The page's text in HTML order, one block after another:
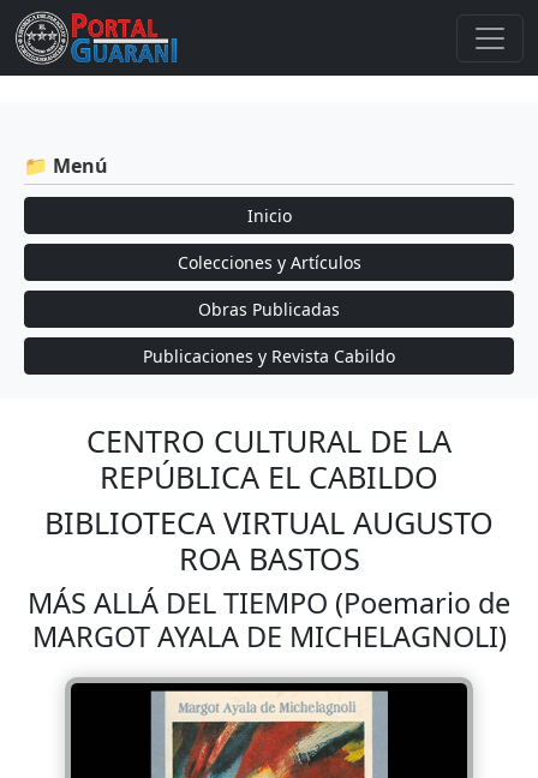
📁 Menú
Inicio
Colecciones y Artículos
Obras Publicadas
Publicaciones y Revista Cabildo
CENTRO CULTURAL DE LA
REPÚBLICA EL CABILDO
BIBLIOTECA VIRTUAL AUGUSTO
ROA BASTOS
MÁS ALLÁ DEL TIEMPO (Poemario de
MARGOT AYALA DE MICHELAGNOLI)